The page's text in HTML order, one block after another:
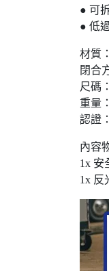
● 可
● 低
材質
閉合
尺碼：
重量
認證
內容
1x 安
1x 反